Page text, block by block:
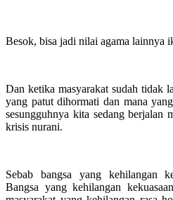
Besok, bisa jadi nilai agama lainnya
Dan ketika masyarakat sudah tidak
yang patut dihormati dan mana
sesungguhnya kita sedang berjalan
krisis nurani.
Sebab bangsa yang kehilangan
Bangsa yang kehilangan